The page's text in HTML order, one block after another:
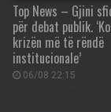
Top News – Gjini
për debat publik.
krizën më të rëndë
institucionale’
06/08 22:15